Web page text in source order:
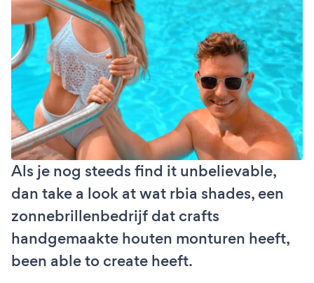
Als je nog steeds find it unbelievable,
dan take a look at wat rbia shades, een
zonnebrillenbedrijf dat crafts
handgemaakte houten monturen heeft,
been able to create heeft.